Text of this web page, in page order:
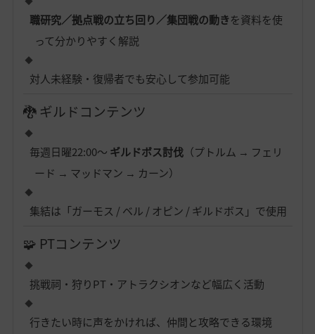
職研究／拠点戦の立ち回り／集団戦の動きを資料を使
って分かりやすく解説
対人未経験・復帰者でも安心して参加可能
🐉 ギルドコンテンツ
毎週日曜22:00〜 ギルドボス討伐 （プトルム → フェリ
ード → マッドマン → カーン）
集結は「ガーモス / ベル / オピン / ギルドボス」で使用
🧩 PTコンテンツ
挑戦祠・狩りPT・アトラクシオンなど幅広く活動
行きたい時に声をかければ、仲間と攻略できる環境